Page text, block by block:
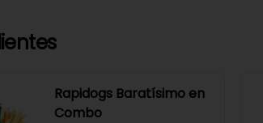
Rapidogs Baratísimo en
Combo